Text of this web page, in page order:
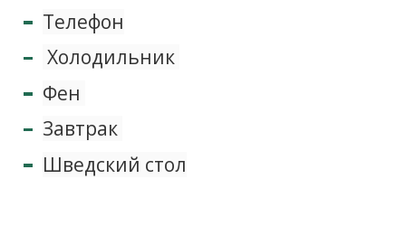
Телефон
Холодильник
Фен
Завтрак
Шведский стол